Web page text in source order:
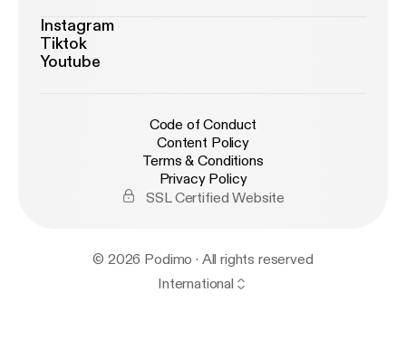
Instagram
Tiktok
Youtube
Code of Conduct
Content Policy
Terms & Conditions
Privacy Policy
SSL Certified Website
© 2026 Podimo · All rights reserved
International